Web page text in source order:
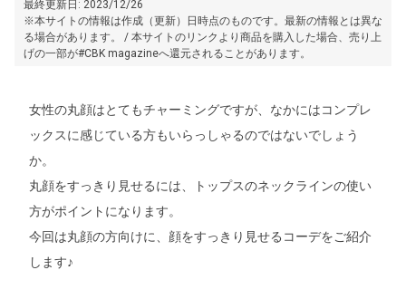
最終更新日: 2023/12/26
※本サイトの情報は作成（更新）日時点のものです。最新の情報とは異な
る場合があります。 / 本サイトのリンクより商品を購入した場合、売り上
げの一部が#CBK magazineへ還元されることがあります。
女性の丸顔はとてもチャーミングですが、なかにはコンプレ
ックスに感じている方もいらっしゃるのではないでしょう
か。
丸顔をすっきり見せるには、トップスのネックラインの使い
方がポイントになります。
今回は丸顔の方向けに、顔をすっきり見せるコーデをご紹介
します♪